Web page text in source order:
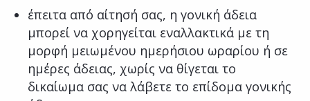
έπειτα από αίτησή σας, η γονική άδεια
μπορεί να χορηγείται εναλλακτικά με τη
μορφή μειωμένου ημερήσιου ωραρίου ή σε
ημέρες άδειας, χωρίς να θίγεται το
δικαίωμα σας να λάβετε το επίδομα γονικής